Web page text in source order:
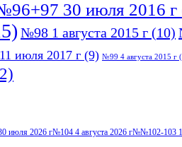
30 июля 2016 г
№98 1 августа 2015 г (10)
июля 2017 г (9) №99 4 августа 2015 г
июля 2026 г№104 4 августа 2026 г№№102-103 1